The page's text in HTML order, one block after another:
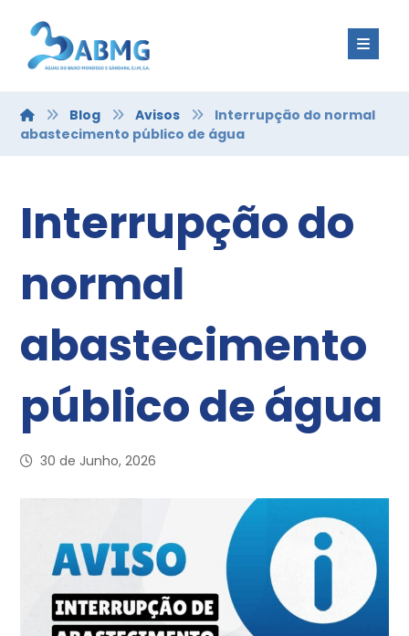
Blog Avisos
Interrupção do normal
abastecimento público de água
Interrupção do
normal
abastecimento
público de água
30 de Junho, 2026